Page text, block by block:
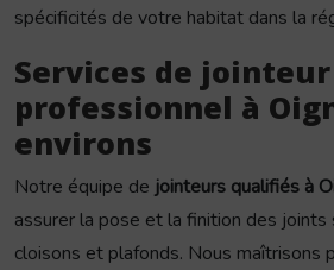
spécificités de votre habitat dans la
Services de jointeur
professionnel à
environs
Notre équipe de jointeurs qualifiés à
assurer la pose et la finition des joints
cloisons et plafonds. Nous maîtrisons